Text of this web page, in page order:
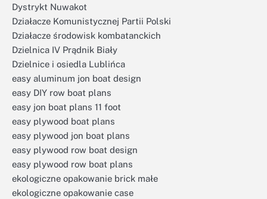
Dystrykt Nuwakot
Działacze Komunistycznej Partii Polski
Działacze środowisk kombatanckich
Dzielnica IV Prądnik Biały
Dzielnice i osiedla Lublińca
easy aluminum jon boat design
easy DIY row boat plans
easy jon boat plans 11 foot
easy plywood boat plans
easy plywood jon boat plans
easy plywood row boat design
easy plywood row boat plans
ekologiczne opakowanie brick małe
ekologiczne opakowanie case